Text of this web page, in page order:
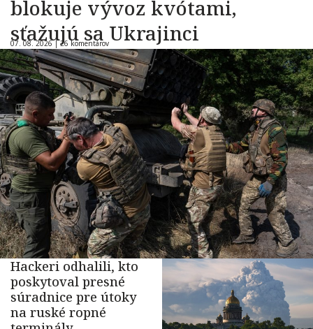
blokuje vývoz kvótami,
sťažujú sa Ukrajinci
07. 08. 2026 |26 komentárov
Hackeri odhalili, kto
poskytoval presné
súradnice pre útoky
na ruské ropné